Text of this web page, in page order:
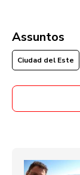
Assuntos
Ciudad del Este